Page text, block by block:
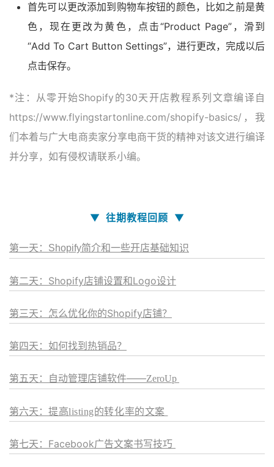
首先可以更改添加到购物车按钮的颜色，比如之前是黄
色，现在更改为黄色，点击“Product Page”，滑到
“Add To Cart Button Settings”，进行更改，完成以后
点击保存。
*注：从零开始Shopify的30天开店教程系列文章编译自
https://www.flyingstartonline.com/shopify-basics/，我
们本着与广大电商卖家分享电商干货的精神对该文进行编译
并分享，如有侵权请联系小编。
▼ 往期教程回顾 ▼
第一天：Shopify简介和一些开店基础知识
第二天：Shopify店铺设置和Logo设计
第三天：怎么优化你的Shopify店铺？
第四天：如何找到热销品？
第五天 ：自动管理店铺软件——ZeroUp
第六天 ： 提高listing的转化率的文案
第七天 ：Facebook广告文案书写技巧